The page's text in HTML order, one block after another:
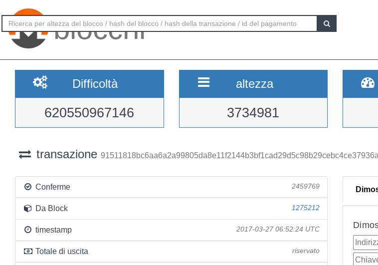
blocchi
Difficoltà
620550967146
altezza
3734981
transazione 91511818bc6aa6a2a99805da8e11f2144b3bf1cad29d5c98b29cebc4ce37936a
Conferme 2459769
Da Block 1275212
timestamp 2017-03-27 06:52:24 UTC
Totale di uscita riservato